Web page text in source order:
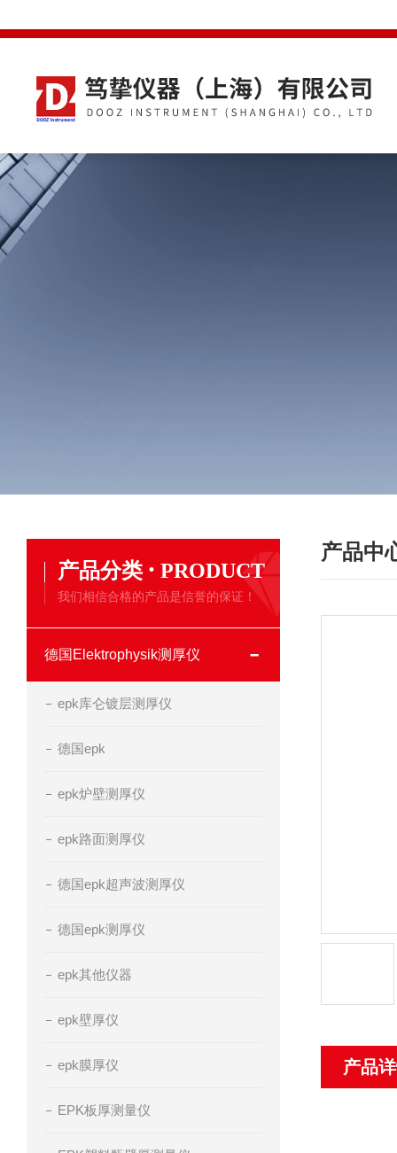
产品分类 · PRODUCT
我们相信合格的产品是信誉的保证！
德国Elektrophysik测厚仪
epk库仑镀层测厚仪
德国epk
epk炉壁测厚仪
epk路面测厚仪
德国epk超声波测厚仪
德国epk测厚仪
epk其他仪器
epk壁厚仪
epk膜厚仪
EPK板厚测量仪
产品中
产品